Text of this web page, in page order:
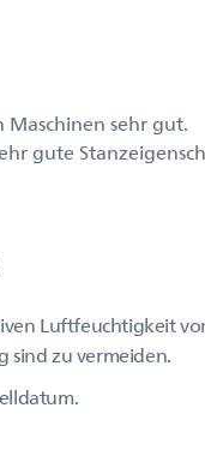
sehr gut.
gute
Luftfeuchtigkeit
sind zu vermeiden.